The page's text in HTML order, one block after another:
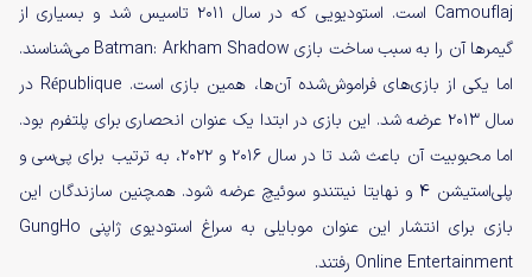
Camouflaj است. استودیویی که در سال ۲۰۱۱ تاسیس شد و بسیاری از
گیمرها آن را به سبب ساخت بازی Batman: Arkham Shadow می‌شناسند.
اما یکی از بازی‌های فراموش‌شده آن‌ها، همین بازی است. République در
سال ۲۰۱۳ عرضه شد. این بازی در ابتدا یک عنوان انحصاری برای پلتفرم بود.
اما محبوبیت آن باعث شد تا در سال ۲۰۱۶ و ۲۰۲۲، به ترتیب برای پی‌سی و
پلی‌استیشن ۴ و نهایتا نینتندو سوئیچ عرضه شود. همچنین سازندگان این
بازی برای انتشار این عنوان موبایلی به سراغ استودیوی ژاپنی GungHo
Online Entertainment رفتند.